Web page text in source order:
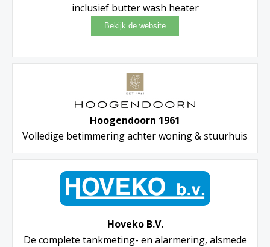
inclusief butter wash heater
Hoogendoorn 1961
Volledige betimmering achter woning & stuurhuis
Hoveko B.V.
De complete tankmeting- en alarmering, alsmede